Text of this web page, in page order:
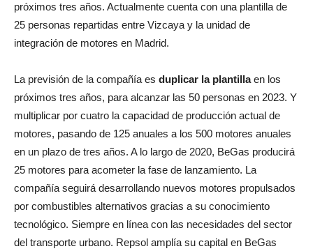
próximos tres años. Actualmente cuenta con una plantilla de
25 personas repartidas entre Vizcaya y la unidad de
integración de motores en Madrid.
La previsión de la compañía es duplicar la plantillaen los
próximos tres años, para alcanzar las 50 personas en 2023. Y
multiplicar por cuatro la capacidad de producción actual de
motores, pasando de 125 anuales a los 500 motores anuales
en un plazo de tres años. A lo largo de 2020, BeGas producirá
25 motores para acometer la fase de lanzamiento. La
compañía seguirá desarrollando nuevos motores propulsados
por combustibles alternativos gracias a su conocimiento
tecnológico. Siempre en línea con las necesidades del sector
del transporte urbano. Repsol amplía su capital en BeGas